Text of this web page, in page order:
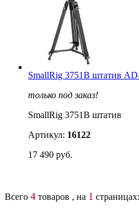
SmallRig 3751B штатив
только под заказ!
SmallRig 3751B штатив
Артикул: 16122
17 490 руб.
Всего 4 товаров , на 1 страницах: